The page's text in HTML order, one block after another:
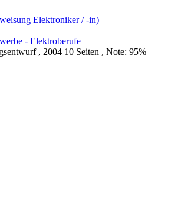
Elektroniker / -in)
- Elektroberufe
, 2004 10 Seiten , Note: 95%